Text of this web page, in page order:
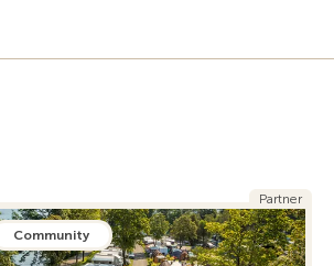
Partner
Community